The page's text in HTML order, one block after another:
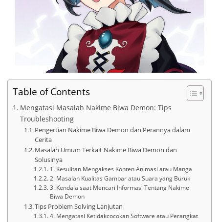
Table of Contents
Mengatasi Masalah Nakime Biwa Demon: Tips
Troubleshooting
Pengertian Nakime Biwa Demon dan Perannya dalam
Cerita
Masalah Umum Terkait Nakime Biwa Demon dan
Solusinya
1. Kesulitan Mengakses Konten Animasi atau Manga
2. Masalah Kualitas Gambar atau Suara yang Buruk
3. Kendala saat Mencari Informasi Tentang Nakime
Biwa Demon
Tips Problem Solving Lanjutan
4. Mengatasi Ketidakcocokan Software atau Perangkat